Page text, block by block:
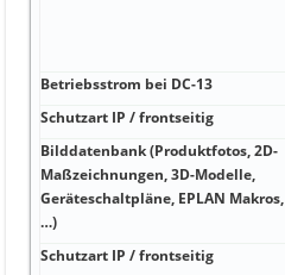
Betriebsstrom bei DC-13
Schutzart IP / frontseitig
Bilddatenbank (Produktfotos, 2D-
Maßzeichnungen, 3D-Modelle,
Geräteschaltpläne, EPLAN Makros,
…)
Schutzart IP / frontseitig